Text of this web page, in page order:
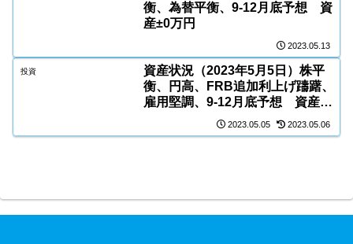
衡、為替平衡、9-12月底予想 資
産±0万円
2023.05.13
投資
資産状況（2023年5月5日）株平
衡、円高、FRB追加利上げ躊躇、
雇用堅調、9-12月底予想 資産
2023.05.05 2023.05.06